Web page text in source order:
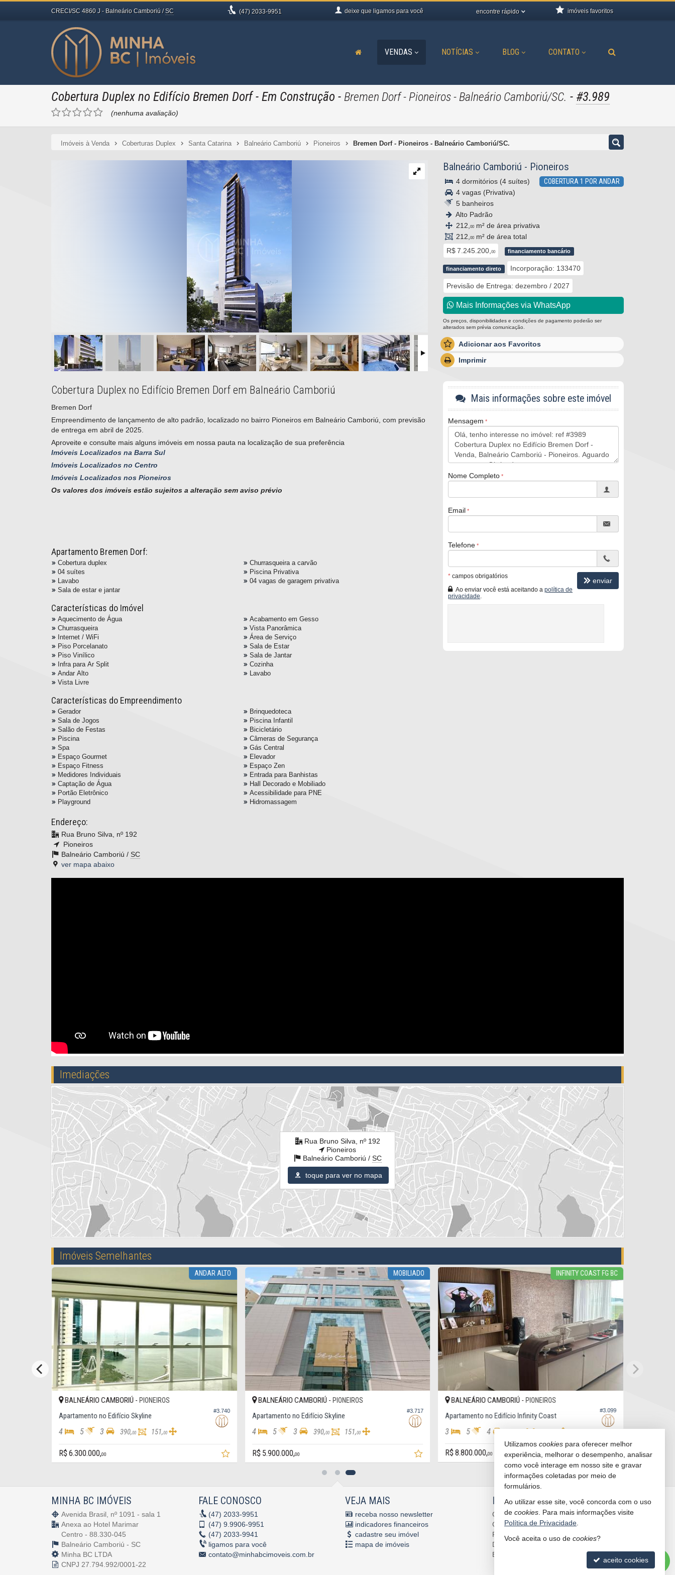
CRECI/SC 4860 J - Balneário Camboriú /SC (47) 2033-9951 deixe que ligamos para você encontre rápido imóveis favoritos
VENDAS NOTÍCIAS BLOG CONTATO
Cobertura Duplex no Edifício Bremen Dorf- Em Construção - Bremen Dorf - Pioneiros - Balneário Camboriú/SC. - #3.989
(nenhuma avaliação)
Imóveis à Venda Coberturas Duplex Santa Catarina Balneário Camboriú Pioneiros Bremen Dorf - Pioneiros - Balneário Camboriú/SC.
Balneário Camboriú - Pioneiros
COBERTURA 1 POR ANDAR
4 dormitórios (4 suítes)
4 vagas (Privativa)
5 banheiros
Alto Padrão
212, 00 m² de área privativa
212, 00 m² de área total
R$ 7.245.200, 00 financiamento bancário
financiamento direto Incorporação: 133470
Previsão de Entrega: dezembro / 2027
Mais Informações via WhatsApp
Os preços, disponibilidades e condições de pagamento poderão ser
alterados sem prévia comunicação.
Adicionar aos Favoritos
Imprimir
Cobertura Duplex no Edifício Bremen Dorf em Balneário Camboriú
Bremen Dorf
Empreendimento de lançamento de alto padrão, localizado no bairro Pioneiros em Balneário Camboriú, com previsão
de entrega em abril de 2025.
Aproveite e consulte mais alguns imóveis em nossa pauta na localização de sua preferência
Imóveis Localizados na Barra Sul
Imóveis Localizados no Centro
Imóveis Localizados nos Pioneiros
Os valores dos imóveis estão sujeitos a alteração sem aviso prévio
Apartamento Bremen Dorf:
Cobertura duplex
04 suítes
Lavabo
Sala de estar e jantar
Churrasqueira a carvão
Piscina Privativa
04 vagas de garagem privativa
Características do Imóvel
Aquecimento de Água
Churrasqueira
Internet / WiFi
Piso Porcelanato
Piso Vinílico
Infra para Ar Split
Andar Alto
Vista Livre
Acabamento em Gesso
Vista Panorâmica
Área de Serviço
Sala de Estar
Sala de Jantar
Cozinha
Lavabo
Características do Empreendimento
Gerador
Sala de Jogos
Salão de Festas
Piscina
Spa
Espaço Gourmet
Espaço Fitness
Medidores Individuais
Captação de Água
Portão Eletrônico
Playground
Brinquedoteca
Piscina Infantil
Bicicletário
Câmeras de Segurança
Gás Central
Elevador
Espaço Zen
Entrada para Banhistas
Hall Decorado e Mobiliado
Acessibilidade para PNE
Hidromassagem
Endereço:
Rua Bruno Silva, nº 192
Pioneiros
Balneário Camboriú / SC
ver mapa abaixo
Mais informações sobre este imóvel
Mensagem
Nome Completo
Email
Telefone
* campos obrigatórios
Ao enviar você está aceitando a política de
privacidade
enviar
Imediações
Rua Bruno Silva, nº 192
Pioneiros
Balneário Camboriú / SC
toque para ver no mapa
Imóveis Semelhantes
ANDAR ALTO
#3.740
BALNEÁRIO CAMBORIÚ - PIONEIROS
Apartamento no Edifício Skyline
4 5 3 390,00 151,00
R$ 6.300.000,00
MOBILIADO
#3.717
BALNEÁRIO CAMBORIÚ - PIONEIROS
Apartamento no Edifício Skyline
4 5 3 390,00 151,00
R$ 5.900.000,00
INFINITY COAST FG BC
#3.099
BALNEÁRIO CAMBORIÚ - PIONEIROS
Apartamento no Edifício Infinity Coast
3 5 4
R$ 8.800.000,00
MINHA BC IMÓVEIS
Avenida Brasil, nº 1091 - sala 1
Anexa ao Hotel Marimar
Centro - 88.330-045
Balneário Camboriú - SC
Minha BC LTDA
CNPJ 27.794.992/0001-22
FALE CONOSCO
(47) 2033-9951
(47) 9.9906-9951
(47) 2033-9941
ligamos para você
contato@minhabcimoveis.com.br
VEJA MAIS
receba nosso newsletter
indicadores financeiros
cadastre seu imóvel
mapa de imóveis
INDICADORESFINANCEIROS
CUB / SC
R$ 3.151,24
CUB /SCvariação
Poupança
0,6738%
Dólar Comercial
Euro
R$ 5,88
Utilizamos cookies para oferecer melhor
experiência, melhorar o desempenho, analisar
como você interage em nosso site e gravar
informações coletadas por meio de
formulários.
Ao utilizar esse site, você concorda com o uso
de cookies . Para mais informações visite
Política de Privacidade
Você aceita o uso de cookies?
aceito cookies